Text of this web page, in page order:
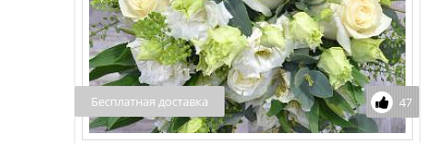
Бесплатная доставка 47